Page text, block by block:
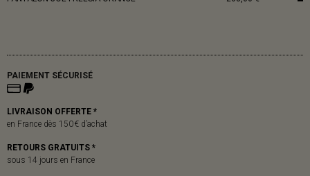
PAIEMENT SÉCURISÉ
LIVRAISON OFFERTE *
en France dès 150 € d’achat
RETOURS GRATUITS *
sous 14 jours en France